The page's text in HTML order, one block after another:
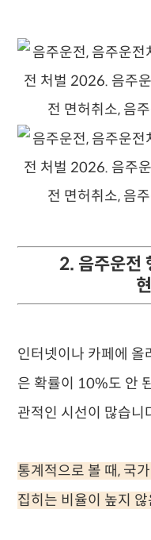
2. 음주운전
인터넷이나 카페에
은 확률이 10%도 안
관적인 시선이 많습니
통계적으로 볼 때, 국
집히는 비율이 높지